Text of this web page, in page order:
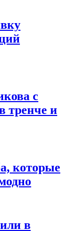
с
тренче и
которые
в